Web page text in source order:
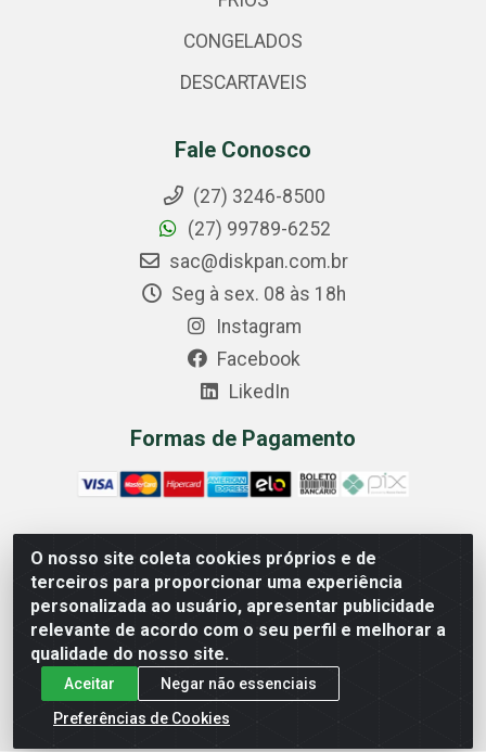
O nosso site coleta cookies próprios e de
terceiros para proporcionar uma experiência
personalizada ao usuário, apresentar publicidade
relevante de acordo com o seu perfil e melhorar a
qualidade do nosso site.
Aceitar
Negar não essenciais
Preferências de Cookies
CONGELADOS
DESCARTAVEIS
Fale Conosco
(27) 3246-8500
(27) 99789-6252
sac@diskpan.com.br
Seg à sex. 08 às 18h
Instagram
Facebook
LikedIn
Formas de Pagamento
Comercial Diskpan Ltda - Av. Fernando Antonio, 1911 -
Sotelandia, Cariacica/ES - CEP 29140-669 - CNPJ
02.691.482/0001-07